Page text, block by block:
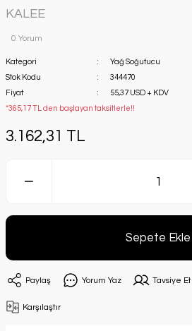
KALEE
0 Yorum
Kategori
Yağ Soğutucu
Stok Kodu
344470
Fiyat
55,37 USD + KDV
*365,17 TL den başlayan taksitlerle!!
3.162,31 TL
Sepete Ekle
Paylaş Yorum Yaz Tavsiye Et
Karşılaştır